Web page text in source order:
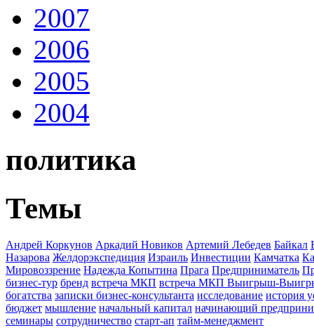
2007
2006
2005
2004
политика
Темы
Андрей Коркунов Аркадий Новиков Артемий Лебедев Байкал
Назарова Желдорэкспедиция Израиль Инвестиции Камчатка
Мировоззрение Надежда Копытина Прага Предприниматель
бизнес-тур бренд встреча МКП встреча МКП Выигрыш-
богатства записки бизнес-консультанта исследование история
бюджет мышление начальный капитал начинающий
семинары сотрудничество старт-ап тайм-менеджмент